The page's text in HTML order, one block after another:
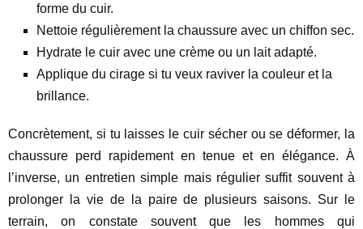
forme du cuir.
Nettoie régulièrement la chaussure avec un chiffon sec.
Hydrate le cuir avec une crème ou un lait adapté.
Applique du cirage si tu veux raviver la couleur et la
brillance.
Concrètement, si tu laisses le cuir sécher ou se déformer, la
chaussure perd rapidement en tenue et en élégance. À
l’inverse, un entretien simple mais régulier suffit souvent à
prolonger la vie de la paire de plusieurs saisons. Sur le
terrain, on constate souvent que les hommes qui